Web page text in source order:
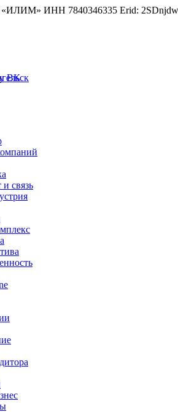
«ИЛИМ» ИНН 7840346335 Erid:
связь